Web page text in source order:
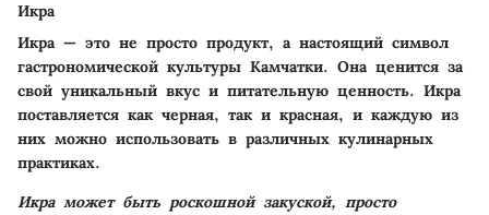
Икра
Икра — это не просто продукт, а настоящий символ
гастрономической культуры Камчатки. Она ценится за
свой уникальный вкус и питательную ценность. Икра
поставляется как черная, так и красная, и каждую из
них можно использовать в различных кулинарных
практиках.
Икра может быть роскошной закуской, просто